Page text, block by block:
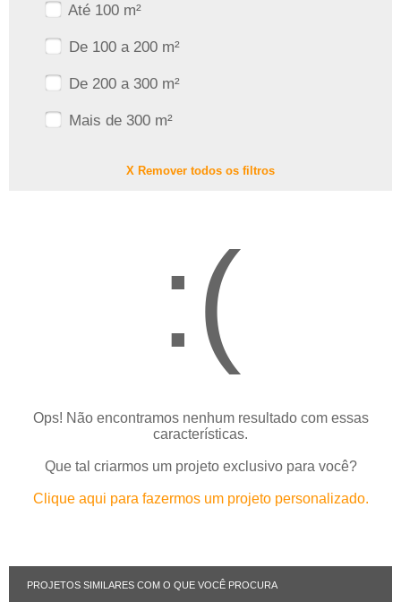
Até 100 m²
De 100 a 200 m²
De 200 a 300 m²
Mais de 300 m²
X Remover todos os filtros
:(
Ops! Não encontramos nenhum resultado com essas
características.
Que tal criarmos um projeto exclusivo para você?
Clique aqui para fazermos um projeto personalizado.
PROJETOS SIMILARES COM O QUE VOCÊ PROCURA